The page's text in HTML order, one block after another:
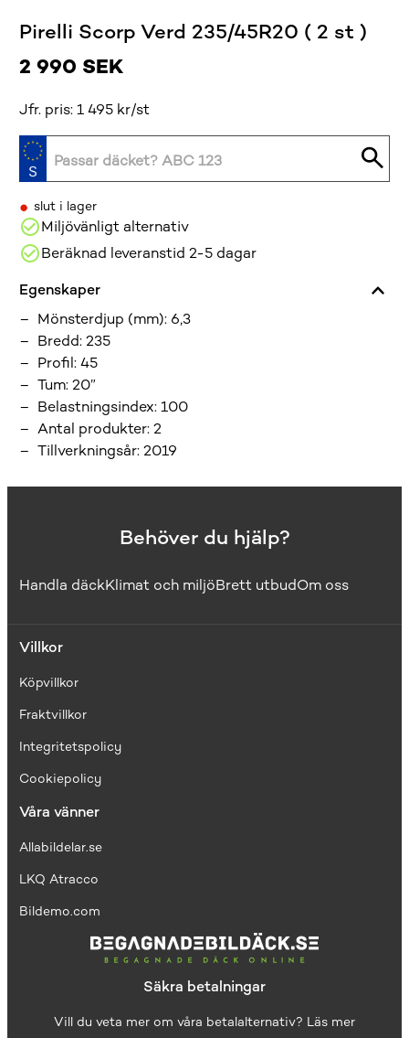
Pirelli Scorp Verd 235/45R20 ( 2 st )
2 990 SEK
Jfr. pris: 1 495 kr/st
• slut i lager
Miljövänligt alternativ
Beräknad leveranstid 2-5 dagar
Egenskaper
Mönsterdjup (mm): 6,3
Bredd:235
Profil:45
Tum:20”
Belastningsindex:100
Antal produkter:2
Tillverkningsår:2019
Behöver du hjälp?
Handla däckKlimat och miljöBrett utbudOm oss
Villkor
Köpvillkor
Fraktvillkor
Integritetspolicy
Cookiepolicy
Våra vänner
Allabildelar.se
LKQ Atracco
Bildemo.com
Säkra betalningar
Vill du veta mer om våra betalalternativ? Läs mer